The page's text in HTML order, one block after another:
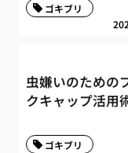
ゴキブリ
虫嫌いのための
クキャップ活用
ゴキブリ